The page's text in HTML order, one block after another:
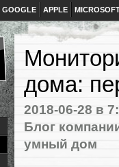
GOOGLE APPLE
дома:
2018-06-28 в
Блог
умный дом